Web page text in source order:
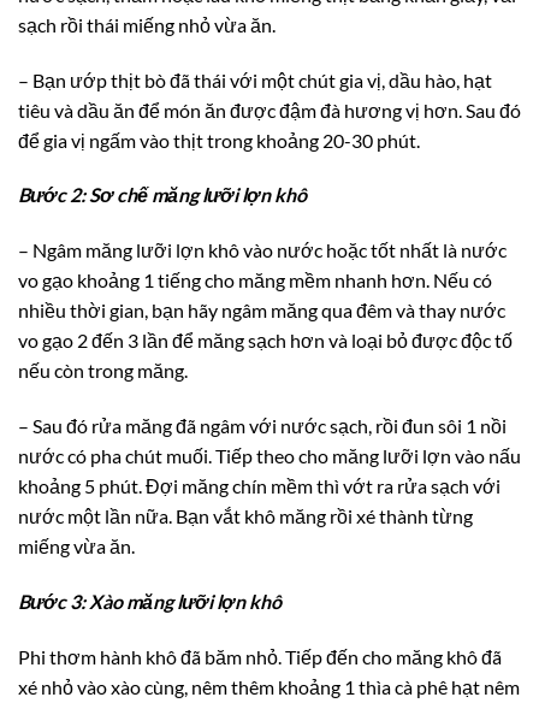
sạch rồi thái miếng nhỏ vừa ăn.
– Bạn ướp thịt bò đã thái với một chút gia vị, dầu hào, hạt
tiêu và dầu ăn để món ăn được đậm đà hương vị hơn. Sau đó
để gia vị ngấm vào thịt trong khoảng 20-30 phút.
Bước 2: Sơ chế măng lưỡi lợn khô
– Ngâm măng lưỡi lợn khô vào nước hoặc tốt nhất là nước
vo gạo khoảng 1 tiếng cho măng mềm nhanh hơn. Nếu có
nhiều thời gian, bạn hãy ngâm măng qua đêm và thay nước
vo gạo 2 đến 3 lần để măng sạch hơn và loại bỏ được độc tố
nếu còn trong măng.
– Sau đó rửa măng đã ngâm với nước sạch, rồi đun sôi 1 nồi
nước có pha chút muối. Tiếp theo cho măng lưỡi lợn vào nấu
khoảng 5 phút. Đợi măng chín mềm thì vớt ra rửa sạch với
nước một lần nữa. Bạn vắt khô măng rồi xé thành từng
miếng vừa ăn.
Bước 3: Xào măng lưỡi lợn khô
Phi thơm hành khô đã băm nhỏ. Tiếp đến cho măng khô đã
xé nhỏ vào xào cùng, nêm thêm khoảng 1 thìa cà phê hạt nêm